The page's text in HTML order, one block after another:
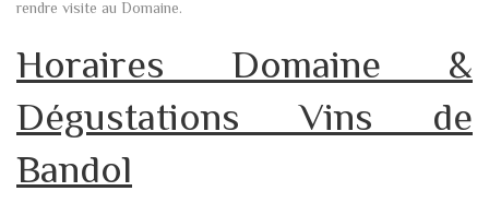
rendre visite au Domaine.
Horaires Domaine &
Dégustations Vins de
Bandol